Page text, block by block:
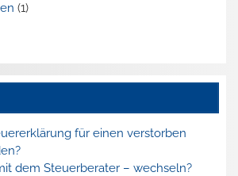
(1)
für einen verstorben
dem Steuerberater – wechseln?